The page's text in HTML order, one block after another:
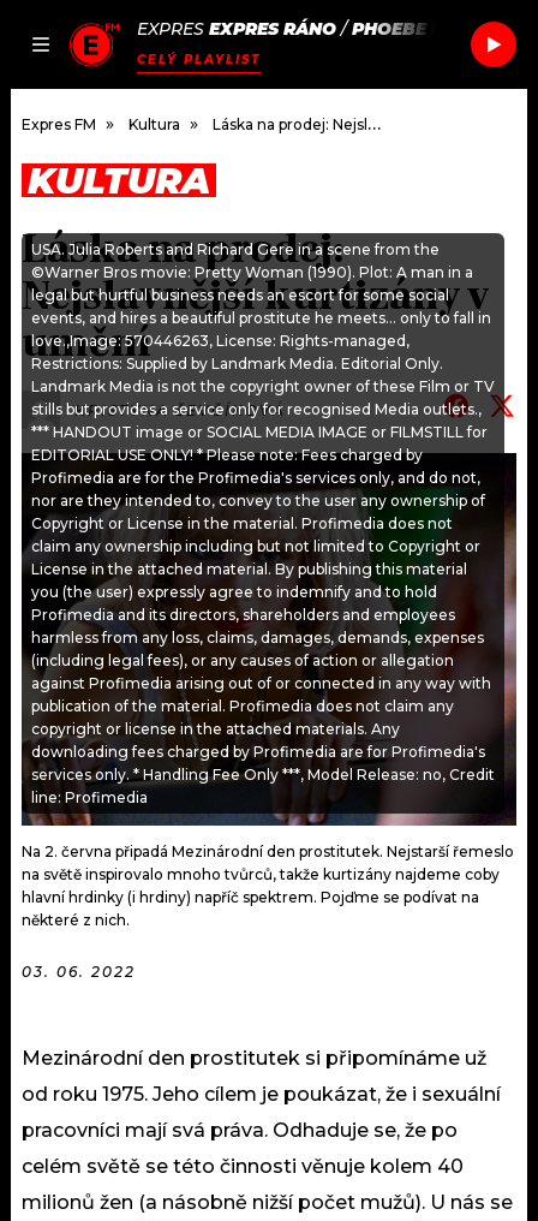
JAK
SEZNAM.CZ
EXPRES EXPRES RÁNO/PHOEBE BRIDGERS
CELÝ PLAYLIST
DOMŮ
ČLÁNKY
AKTUÁLNĚ
HUDBA
ROZHOVORY
#NEBUDUDOMA
KALENDÁŘ
KVÍZY
VIP
TRENDY
KULTURA
OSTATNÍ
PODCASTY
JAK NALADIT
RÁDIO
APLIKACE
PROGRAM
PLAYLIST
JAK NALADIT
SOUTĚŽE
Expres FM Kultura Láska na prodej: Nejslavnější kurtizány v umění
KULTURA
Láska na prodej:
Nejslavnější kurtizány v
umění
KRISTÝNA ŠEVČÍKOVÁ
USA. Julia Roberts and Richard Gere in a scene from the
©Warner Bros movie: Pretty Woman (1990). Plot: A man in a
legal but hurtful business needs an escort for some social
events, and hires a beautiful prostitute he meets... only to fall in
love.,Image: 570446263, License: Rights-managed,
Restrictions: Supplied by Landmark Media. Editorial Only.
Landmark Media is not the copyright owner of these Film or TV
stills but provides a service only for recognised Media outlets.,
*** HANDOUT image or SOCIAL MEDIA IMAGE or FILMSTILL for
EDITORIAL USE ONLY! * Please note: Fees charged by
Profimedia are for the Profimedia's services only, and do not,
nor are they intended to, convey to the user any ownership of
Copyright or License in the material. Profimedia does not
claim any ownership including but not limited to Copyright or
License in the attached material. By publishing this material
you (the user) expressly agree to indemnify and to hold
Profimedia and its directors, shareholders and employees
harmless from any loss, claims, damages, demands, expenses
(including legal fees), or any causes of action or allegation
against Profimedia arising out of or connected in any way with
publication of the material. Profimedia does not claim any
copyright or license in the attached materials. Any
downloading fees charged by Profimedia are for Profimedia's
services only. * Handling Fee Only ***, Model Release: no, Credit
line: Profimedia
Na 2. června připadá Mezinárodní den prostitutek. Nejstarší řemeslo
na světě inspirovalo mnoho tvůrců, takže kurtizány najdeme coby
hlavní hrdinky (i hrdiny) napříč spektrem. Pojďme se podívat na
některé z nich.
03. 06. 2022
Mezinárodní den prostitutek si připomínáme už
od roku 1975. Jeho cílem je poukázat, že i sexuální
pracovníci mají svá práva. Odhaduje se, že po
celém světě se této činnosti věnuje kolem 40
milionů žen (a násobně nižší počet mužů). U nás se